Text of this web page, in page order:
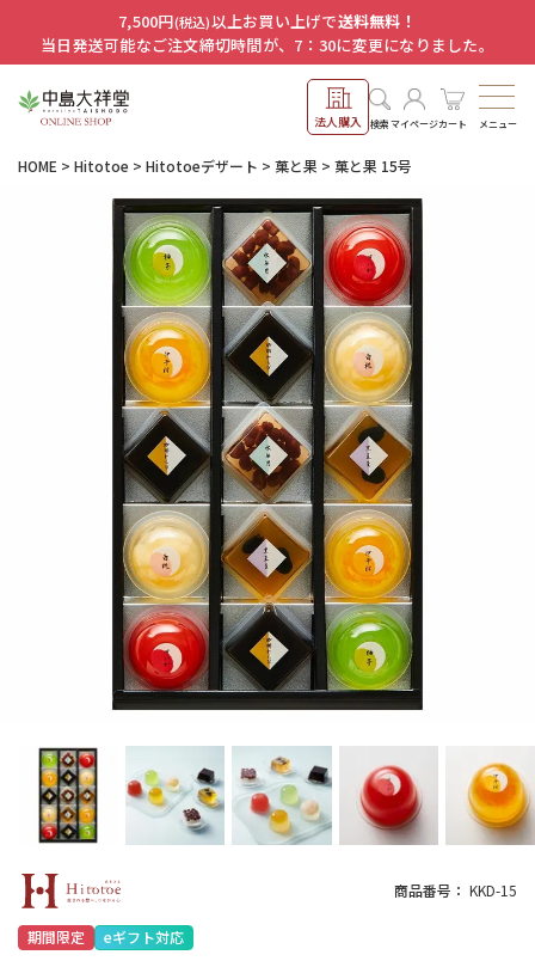
7,500円(税込)以上お買い上げで送料無料！
当日発送可能なご注文締切時間が、7：30に変更になりました。
法人購入 検索マイページカート メニュー
HOME Hitotoe Hitotoeデザート 菓と果 菓と果 15号
商品番号 KKD-15
期間限定 eギフト対応